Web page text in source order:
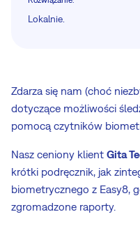
Lokalnie.
Zdarza się nam (choć
dotyczące możliwości
pomocą czytników
Nasz ceniony klient Gita
krótki podręcznik, jak
biometrycznego z Easy8,
zgromadzone raporty.